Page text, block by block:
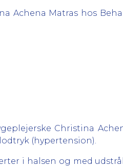
Achena Matras hos
Christina
(hypertension).
i halsen og med